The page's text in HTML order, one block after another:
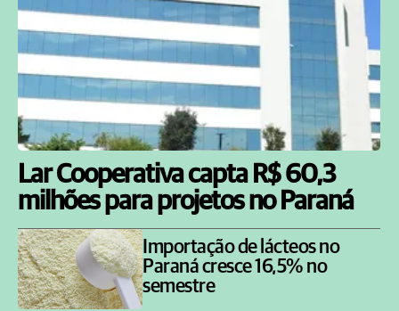
Lar Cooperativa capta R$ 60,3
milhões para projetos no Paraná
Importação de lácteos no
Paraná cresce 16,5% no
semestre